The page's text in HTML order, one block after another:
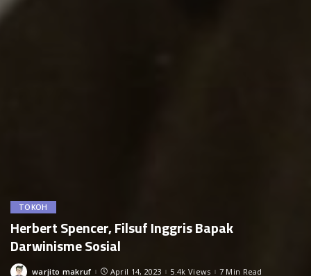
TOKOH
Herbert Spencer, Filsuf Inggris Bapak
Darwinisme Sosial
warjito makruf April 14, 2023 5.4k Views 7 Min Read